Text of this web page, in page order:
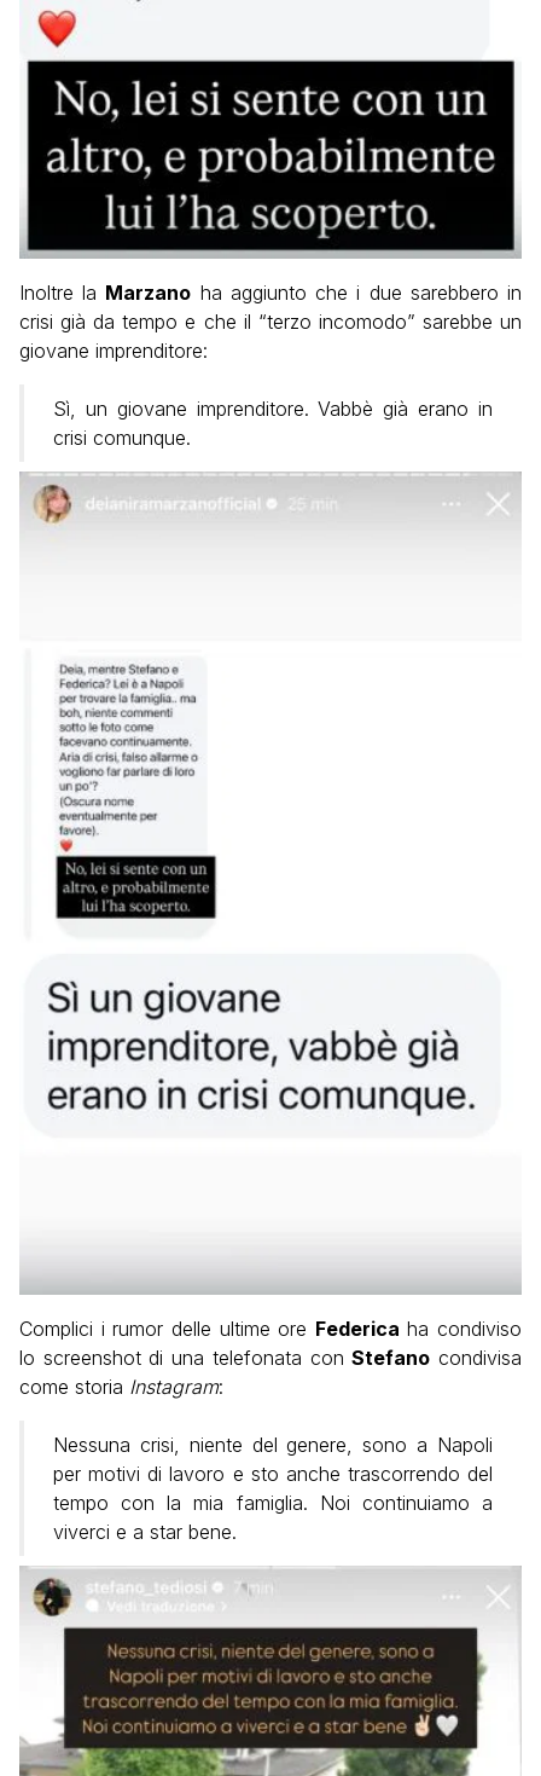
Inoltre la Marzano ha aggiunto che i due sarebbero in
crisi già da tempo e che il “terzo incomodo” sarebbe un
giovane imprenditore:
Sì, un giovane imprenditore. Vabbè già erano in
crisi comunque.
Complici i rumor delle ultime ore Federica ha condiviso
lo screenshot di una telefonata conStefano condivisa
come storia Instagram:
Nessuna crisi, niente del genere, sono a Napoli
per motivi di lavoro e sto anche trascorrendo del
tempo con la mia famiglia. Noi continuiamo a
viverci e a star bene.